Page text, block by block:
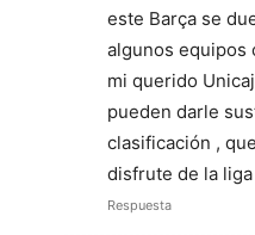
este Barça se
algunos equipos
mi querido
pueden darle
clasificación ,
disfrute de la
Respuesta